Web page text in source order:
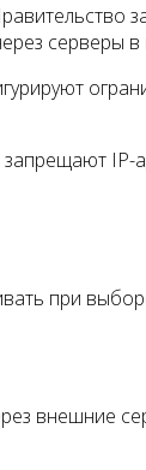
серверы
IP-
при
внешние